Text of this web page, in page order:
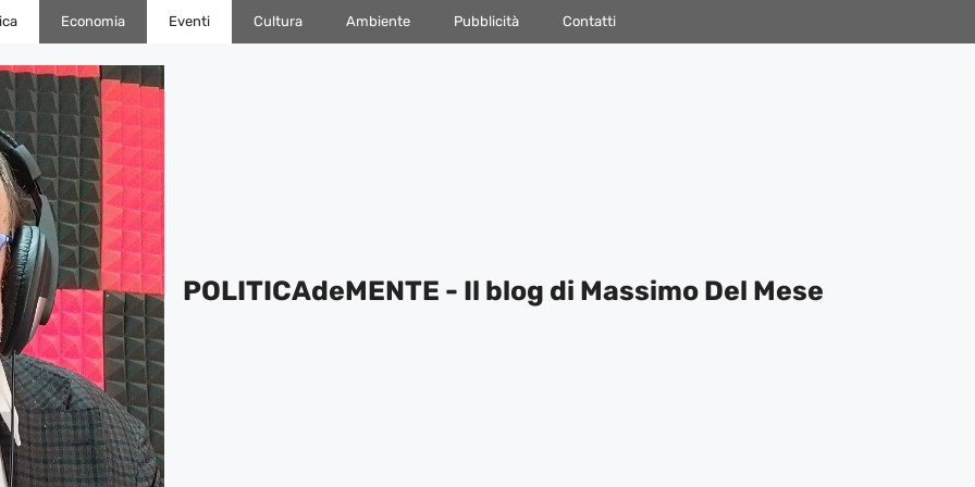
Economia Eventi Cultura Ambiente Pubblicità Contatti
POLITICAdeMENTE - Il blog di Massimo Del Mese